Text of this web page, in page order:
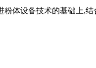
体设备技术的基础上,